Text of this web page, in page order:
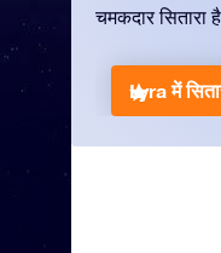
चमकदार सितारा
Lyra में